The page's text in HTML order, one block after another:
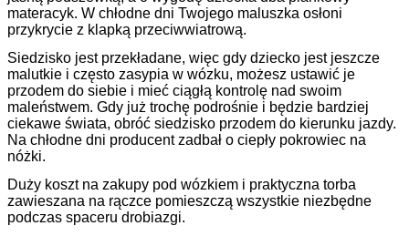
materacyk. W chłodne dni Twojego maluszka osłoni
przykrycie z klapką przeciwwiatrową.
Siedzisko jest przekładane, więc gdy dziecko jest jeszcze
malutkie i często zasypia w wózku, możesz ustawić je
przodem do siebie i mieć ciągłą kontrolę nad swoim
maleństwem. Gdy już trochę podrośnie i będzie bardziej
ciekawe świata, obróć siedzisko przodem do kierunku jazdy.
Na chłodne dni producent zadbał o ciepły pokrowiec na
nóżki.
Duży koszt na zakupy pod wózkiem i praktyczna torba
zawieszana na rączce pomieszczą wszystkie niezbędne
podczas spaceru drobiazgi.